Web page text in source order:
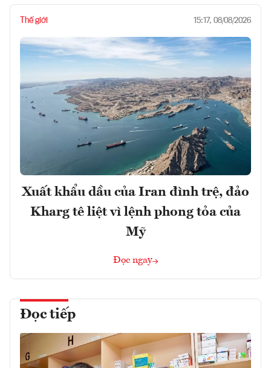
Thế giới 15:17, 08/08/2026
Xuất khẩu dầu của Iran đình trệ, đảo
Kharg tê liệt vì lệnh phong tỏa của
Mỹ
Đọc ngay
Đọc tiếp